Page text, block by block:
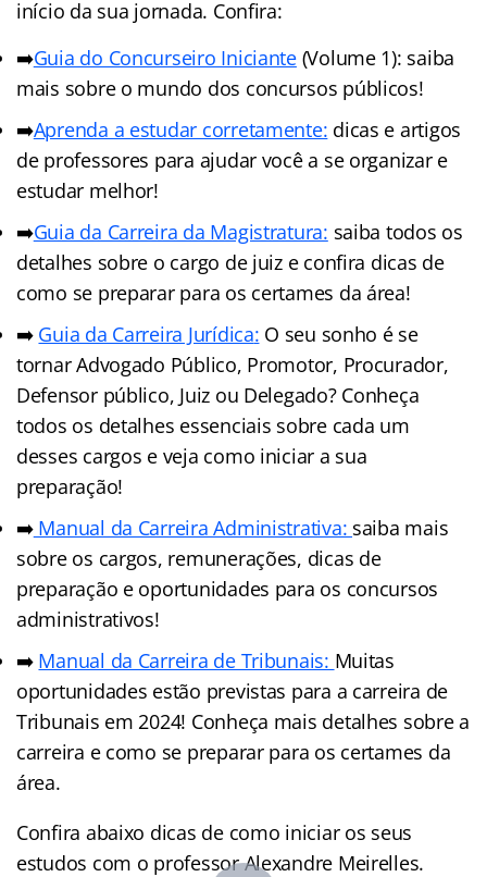
início da sua jornada. Confira:
➡️Guia do Concurseiro Iniciante(Volume 1): saiba
mais sobre o mundo dos concursos públicos!
➡️Aprenda a estudar corretamente: dicas e artigos
de professores para ajudar você a se organizar e
estudar melhor!
➡️Guia da Carreira da Magistratura: saiba todos os
detalhes sobre o cargo de juiz e confira dicas de
como se preparar para os certames da área!
➡️ Guia da Carreira Jurídica: O seu sonho é se
tornar Advogado Público, Promotor, Procurador,
Defensor público, Juiz ou Delegado? Conheça
todos os detalhes essenciais sobre cada um
desses cargos e veja como iniciar a sua
preparação!
➡️Manual da Carreira Administrativa: saiba mais
sobre os cargos, remunerações, dicas de
preparação e oportunidades para os concursos
administrativos!
➡️ Manual da Carreira de Tribunais: Muitas
oportunidades estão previstas para a carreira de
Tribunais em 2024! Conheça mais detalhes sobre a
carreira e como se preparar para os certames da
área.
Confira abaixo dicas de como iniciar os seus
estudos com o professor Alexandre Meirelles.